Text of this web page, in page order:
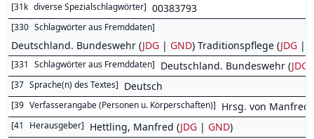
[31k diverse Spezialschlagwörter] 00383793
[330 Schlagwörter aus Fremddaten]
Deutschland. Bundeswehr (JDG | GND) Traditionspflege (JDG |
[331 Schlagwörter aus Fremddaten] Deutschland. Bundeswehr (JDG
[37 Sprache(n) des Textes] Deutsch
[39 Verfasserangabe (Personen u. Körperschaften)] Hrsg. von Manfred
[41 Herausgeber] Hettling, Manfred (JDG | GND)